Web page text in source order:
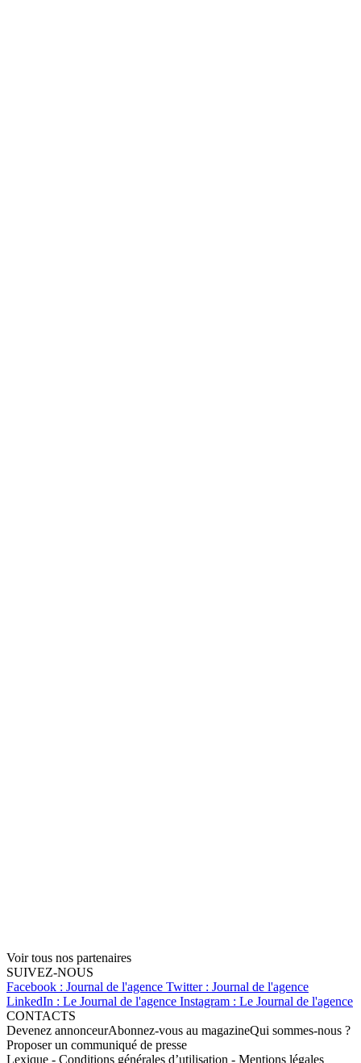
Voir tous nos partenaires
SUIVEZ-NOUS
Facebook : Journal de l'agence Twitter : Journal de l'agence
LinkedIn : Le Journal de l'agence Instagram : Le Journal de l'agence
CONTACTS
Devenez annonceurAbonnez-vous au magazineQui sommes-nous ?
Proposer un communiqué de presse
Lexique - Conditions générales d’utilisation - Mentions légales